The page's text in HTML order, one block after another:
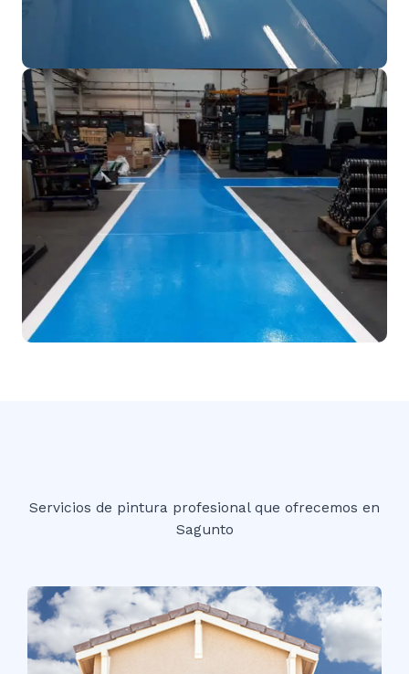
Servicios de pintura profesional que ofrecemos en
Sagunto